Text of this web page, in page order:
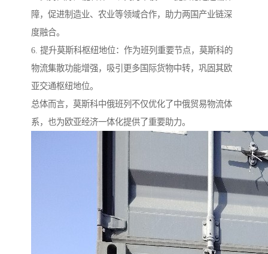
障，促进制造业、农业等领域合作，助力两国产业链深
度融合。
6. 提升莫斯科枢纽地位：作为班列重要节点，莫斯科的
物流集散功能增强，吸引更多国际货物中转，巩固其欧
亚交通枢纽地位。
总体而言，莫斯科中俄班列不仅优化了中俄贸易物流体
系，也为欧亚经济一体化提供了重要助力。